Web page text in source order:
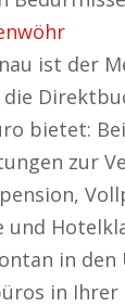
ist der
bietet:
zur
und
in
in